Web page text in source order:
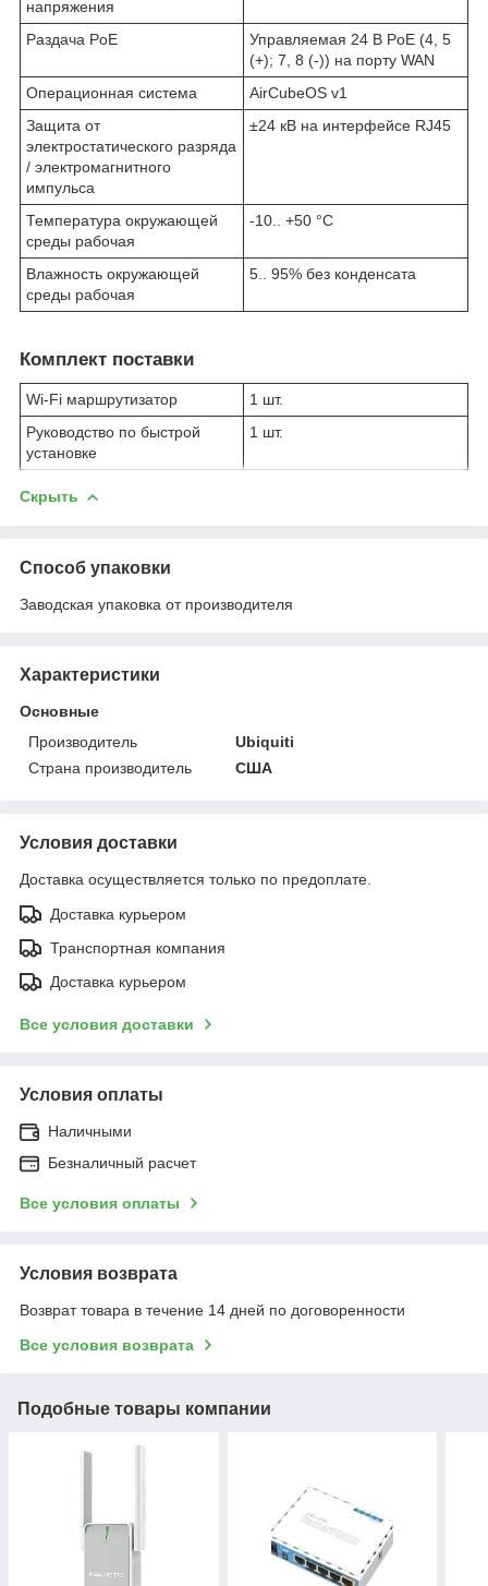
напряжения
Раздача PoE
Управляемая 24 В PoE (4, 5
(+); 7, 8 (-)) на порту WAN
Операционная система
AirCubeOS v1
Защита от
электростатического разряда
/ электромагнитного
импульса
±24 кВ на интерфейсе RJ45
Температура окружающей
среды рабочая
-10.. +50 °C
Влажность окружающей
среды рабочая
5.. 95% без конденсата
Комплект поставки
Wi-Fi маршрутизатор
1 шт.
Руководство по быстрой
установке
1 шт.
Скрыть
Способ упаковки
Заводская упаковка от производителя
Характеристики
Основные
Производитель
Ubiquiti
Страна производитель
США
Условия доставки
Доставка осуществляется только по предоплате.
Доставка курьером
Транспортная компания
Доставка курьером
Все условия доставки
Условия оплаты
Наличными
Безналичный расчет
Все условия оплаты
Условия возврата
Возврат товара в течение 14 дней по договоренности
Все условия возврата
Подобные товары компании